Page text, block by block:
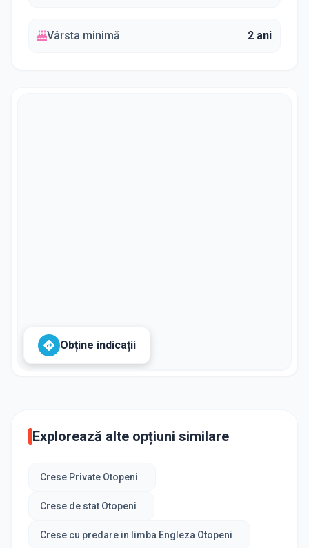
Vârsta minimă 2 ani
Obține indicații
Explorează alte opțiuni similare
Crese Private Otopeni
Crese de stat Otopeni
Crese cu predare in limba Engleza Otopeni